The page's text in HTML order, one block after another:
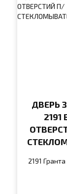
ДВЕРЬ
2191
2191